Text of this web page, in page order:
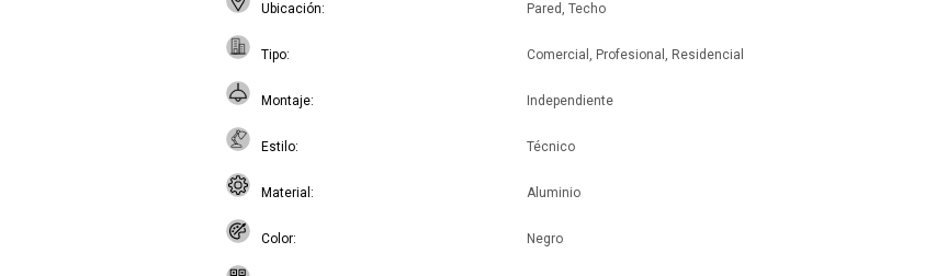
Ubicación Pared, Techo
Tipo Comercial, Profesional, Residencial
Montaje Independiente
Estilo Técnico
Material Aluminio
Color Negro